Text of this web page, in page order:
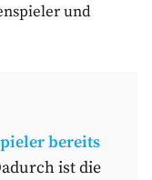
und
bereits
ist die